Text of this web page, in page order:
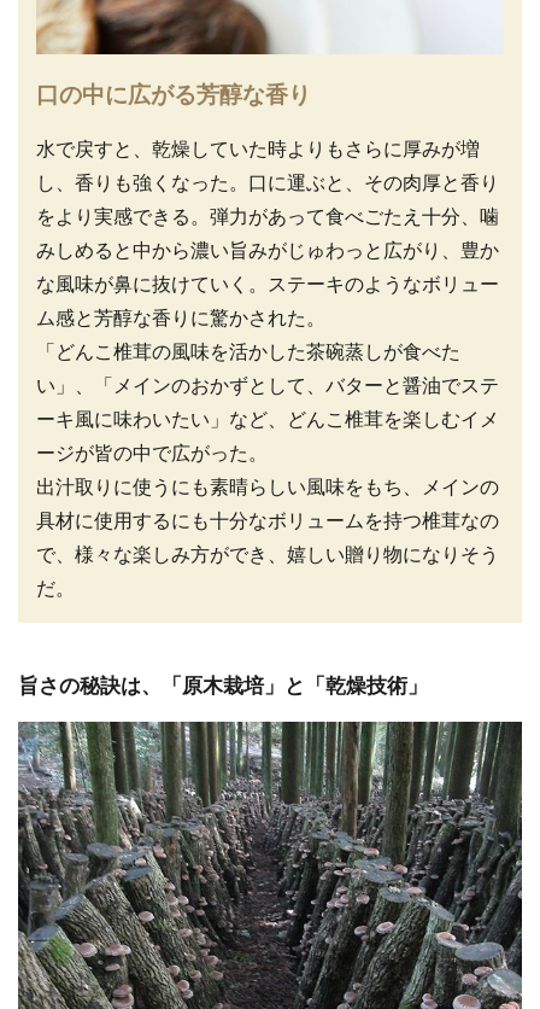
口の中に広がる芳醇な香り
水で戻すと、乾燥していた時よりもさらに厚みが増
し、香りも強くなった。口に運ぶと、その肉厚と香り
をより実感できる。弾力があって食べごたえ十分、噛
みしめると中から濃い旨みがじゅわっと広がり、豊か
な風味が鼻に抜けていく。ステーキのようなボリュー
ム感と芳醇な香りに驚かされた。
「どんこ椎茸の風味を活かした茶碗蒸しが食べた
い」、「メインのおかずとして、バターと醤油でステ
ーキ風に味わいたい」など、どんこ椎茸を楽しむイメ
ージが皆の中で広がった。
出汁取りに使うにも素晴らしい風味をもち、メインの
具材に使用するにも十分なボリュームを持つ椎茸なの
で、様々な楽しみ方ができ、嬉しい贈り物になりそう
だ。
旨さの秘訣は、「原木栽培」と「乾燥技術」